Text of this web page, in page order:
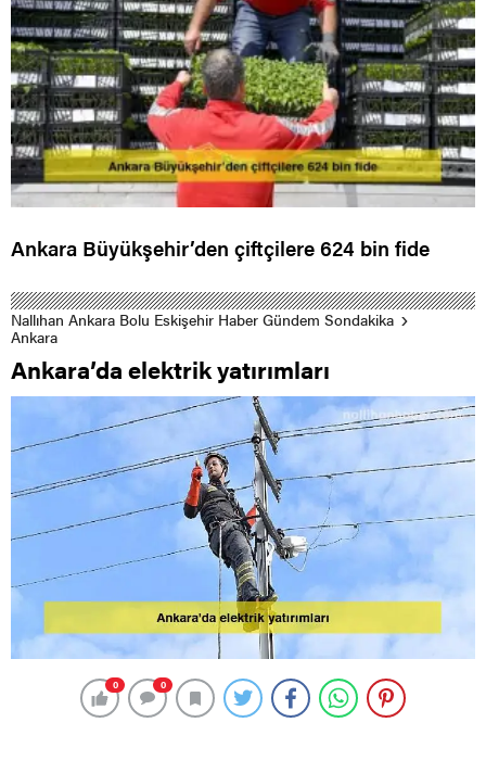
Ankara Büyükşehir’den çiftçilere 624 bin fide
Nallıhan Ankara Bolu Eskişehir Haber Gündem Sondakika
Ankara
Ankara’da elektrik yatırımları
0 0